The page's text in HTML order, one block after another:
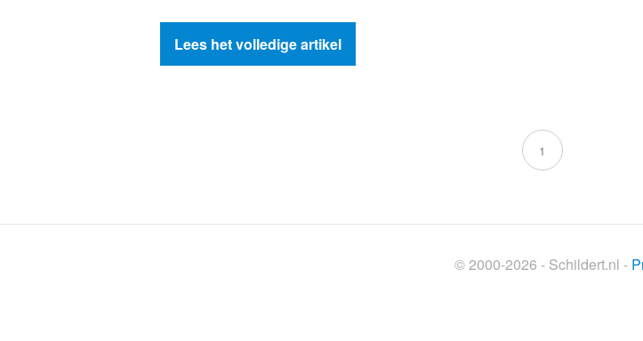
Lees het volledige artikel
1
© 2000-2026 - Schildert.nl -